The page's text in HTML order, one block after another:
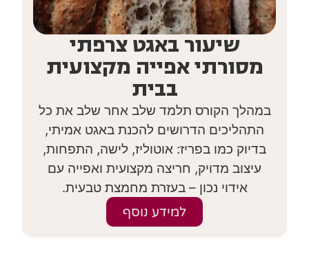
שיעור באגט צרפתי
מסורתי אפייה מקצועית
בבית
במהלך הקורס תלמד שלב אחר שלב את כל
התהליכים הדרושים להכנת באגט אמיתי,
בדיוק כמו בפריז: אוטוליז, לישה, התפחות,
עיצוב מדויק, חריצה מקצועית ואפייה עם
אידוי נכון – בעזרת מחמצת טבעית.
למידע נוסף